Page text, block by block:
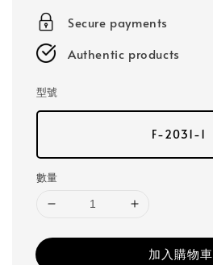
Secure payments
Authentic products
型號
F-2031-1
數量
加入購物車